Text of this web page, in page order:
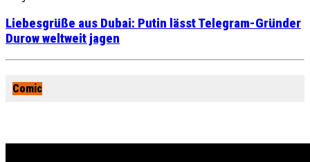
Liebesgrüße aus Dubai: Putin lässt Telegram-Gründer
Durow weltweit jagen
Comic